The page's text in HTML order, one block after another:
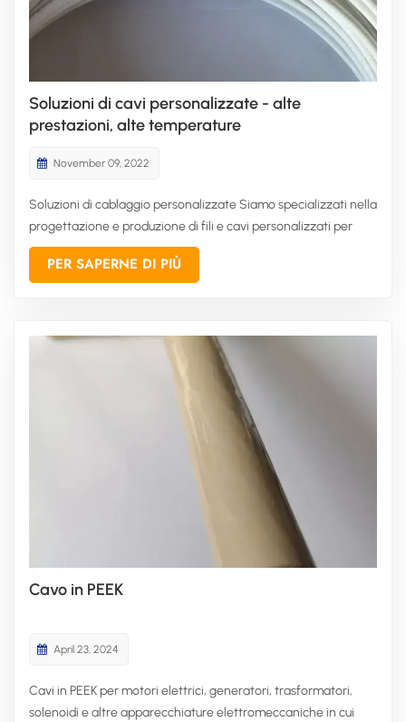
Soluzioni di cavi personalizzate - alte
prestazioni, alte temperature
November 09, 2022
Soluzioni di cablaggio personalizzate Siamo specializzati nella
progettazione e produzione di fili e cavi personalizzati per
ambienti estremi e applicazioni esigenti; siamo esperti nella
combinazione di materiali ad alte prestazioni per realizzare
PER SAPERNE DI PIÙ
Cavo in PEEK
April 23, 2024
Cavi in ​​PEEK per motori elettrici, generatori, trasformatori,
solenoidi e altre apparecchiature elettromeccaniche in cui